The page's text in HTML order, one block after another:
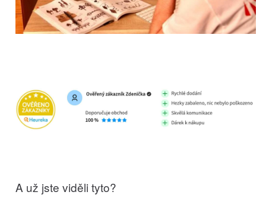
A už jste viděli tyto?